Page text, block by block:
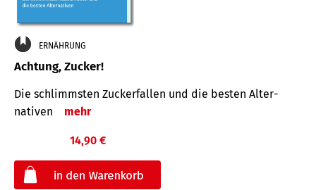
ERNÄHRUNG
Achtung, Zucker!
Die schlimmsten Zucker­fallen und die besten Alter­
nativen
mehr
14,90 €